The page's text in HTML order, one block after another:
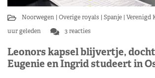
Noorwegen Overige royals Spanje Verenigd
uur geleden
3 reacties
Leonors kapsel blijvertje,
Eugenie en Ingrid studeert in